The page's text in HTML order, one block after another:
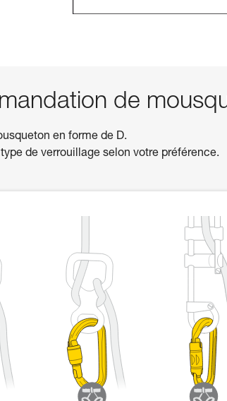
de
en forme de D.
de verrouillage selon votre préférence.